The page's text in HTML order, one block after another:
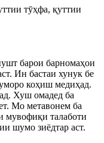
тӯҳфа, қуттии
барои барномаҳои
Ин бастаи хунук бе
коҳиш медиҳад.
Хуш омадед ба
Мо метавонем ба
мувофиқи талаботи
шумо зиёдтар аст.